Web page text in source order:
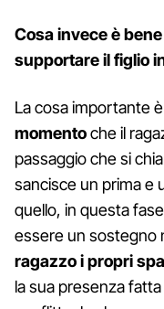
Cosa invece è
supportare il figlio
La cosa importante
momentoche il
passaggio che si
sancisce un prima e
quello, in questa
essere un sostegno
ragazzo i propri
la sua presenza